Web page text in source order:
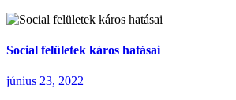
Social felületek káros hatásai
június 23, 2022